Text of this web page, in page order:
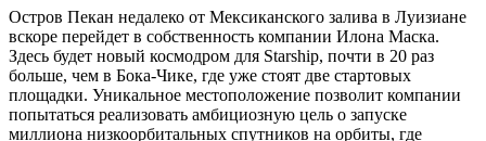
Остров Пекан недалеко от Мексиканского залива в Луизиане
вскоре перейдет в собственность компании Илона Маска.
Здесь будет новый космодром для Starship, почти в 20 раз
больше, чем в Бока-Чике, где уже стоят две стартовых
площадки. Уникальное местоположение позволит компании
попытаться реализовать амбициозную цель о запуске
миллиона низкоорбитальных спутников на орбиты, где